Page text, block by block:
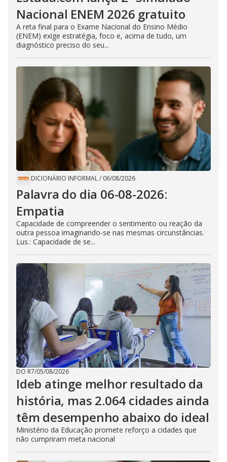
Nacional ENEM 2026 gratuito
A reta final para o Exame Nacional do Ensino Médio
(ENEM) exige estratégia, foco e, acima de tudo, um
diagnóstico preciso do seu...
DICIONÁRIO INFORMAL/ 06/08/2026
Palavra do dia 06-08-2026:
Empatia
Capacidade de compreender o sentimento ou reação da
outra pessoa imaginando-se nas mesmas circunstâncias.
Lus.: Capacidade de se...
DO R7/05/08/2026
Ideb atinge melhor resultado da
história, mas 2.064 cidades ainda
têm desempenho abaixo do ideal
Ministério da Educação promete reforço a cidades que
não cumpriram meta nacional